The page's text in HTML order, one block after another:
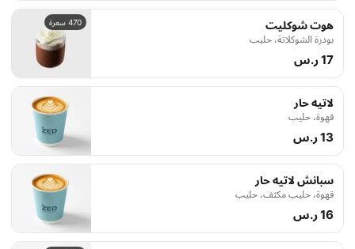
470 سعرة هوت شوكليت
بودرة الشوكلاتة، حليب
17 ر.س
لاتيه حار
قهوة، حليب
13 ر.س
سبانش لاتيه حار
قهوة، حليب مكثف، حليب
16 ر.س